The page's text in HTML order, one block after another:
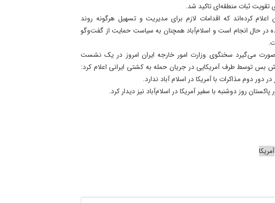
تقویت ثبات منطقه‌ای تاکید شد.
اعلام کرده‌اند که اقدامات لازم برای مدیریت و تسهیل هرگونه روند
در حال انجام است و اسلام‌آباد همچنان به سیاست حمایت از گفت‌وگو
می‌گیرد سخنگوی وزارت امور خارجه ایران امروز در یک نشست
بس توسط طرف آمریکایی در جریان حمله به کشتی ایرانی اعلام کرد:
دور دوم مذاکرات با آمریکا در اسلام آباد ندارد.
روز دوشنبه با سفیر آمریکا در اسلام‌آباد نیز دیدار کرد.
آمریکا